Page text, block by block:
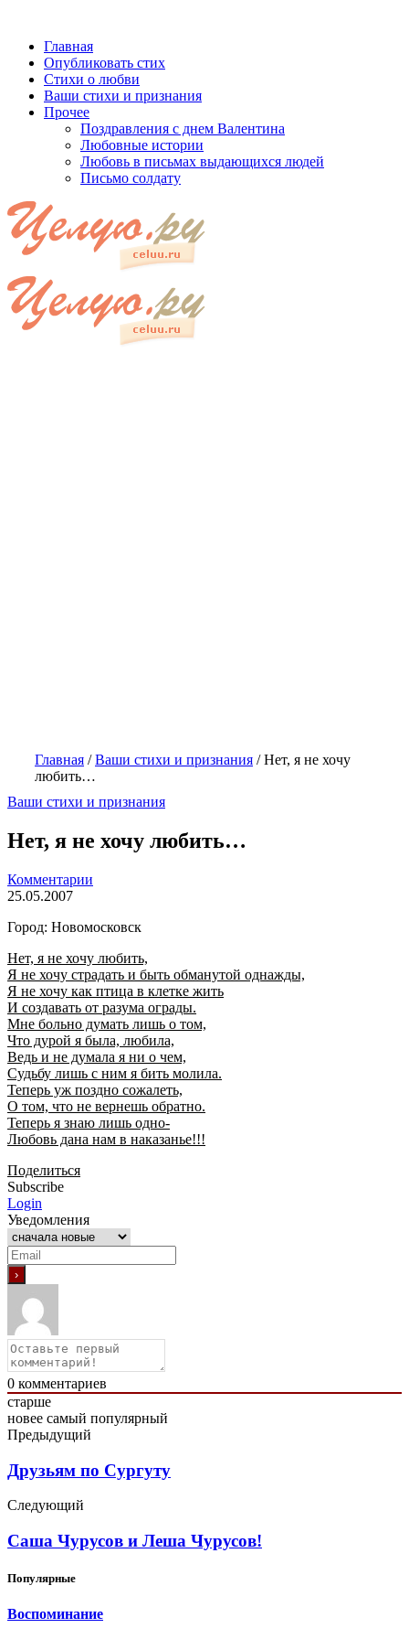
Главная
Опубликовать стих
Стихи о любви
Ваши стихи и признания
Прочее
Поздравления с днем Валентина
Любовные истории
Любовь в письмах выдающихся людей
Письмо солдату
Главная /Ваши стихи и признания /Нет, я не хочу
любить…
Ваши стихи и признания
Нет, я не хочу любить…
Комментарии
25.05.2007
Город: Новомосковск
Нет, я не хочу любить,
Я не хочу страдать и быть обманутой однажды,
Я не хочу как птица в клетке жить
И создавать от разума ограды.
Мне больно думать лишь о том,
Что дурой я была, любила,
Ведь и не думала я ни о чем,
Судьбу лишь с ним я бить молила.
Теперь уж поздно сожалеть,
О том, что не вернешь обратно.
Теперь я знаю лишь одно-
Любовь дана нам в наказанье!!!
Поделиться
Subscribe
Login
Уведомления
0 комментариев
старше
новее самый популярный
Предыдущий
Друзьям по Сургуту
Следующий
Саша Чурусов и Леша Чурусов!
Популярные
Воспоминание